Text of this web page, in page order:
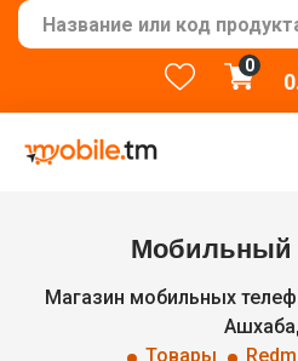
0
Мобильный
Магазин мобильных
Товары